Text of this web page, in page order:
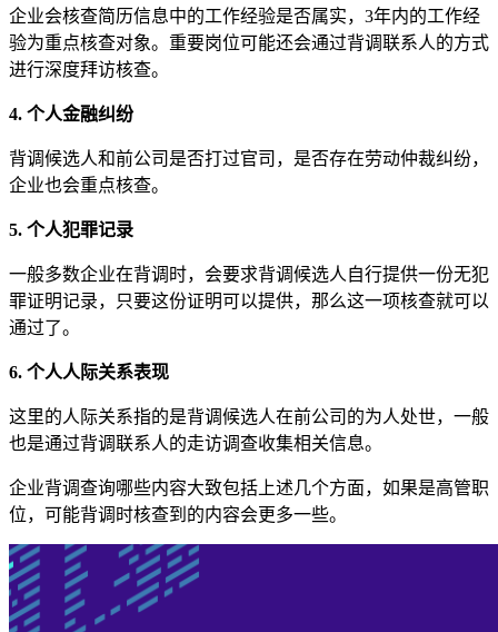
企业会核查简历信息中的工作经验是否属实，3年内的工作经
验为重点核查对象。重要岗位可能还会通过背调联系人的方式
进行深度拜访核查。
4. 个人金融纠纷
背调候选人和前公司是否打过官司，是否存在劳动仲裁纠纷，
企业也会重点核查。
5. 个人犯罪记录
一般多数企业在背调时，会要求背调候选人自行提供一份无犯
罪证明记录，只要这份证明可以提供，那么这一项核查就可以
通过了。
6. 个人人际关系表现
这里的人际关系指的是背调候选人在前公司的为人处世，一般
也是通过背调联系人的走访调查收集相关信息。
企业背调查询哪些内容大致包括上述几个方面，如果是高管职
位，可能背调时核查到的内容会更多一些。